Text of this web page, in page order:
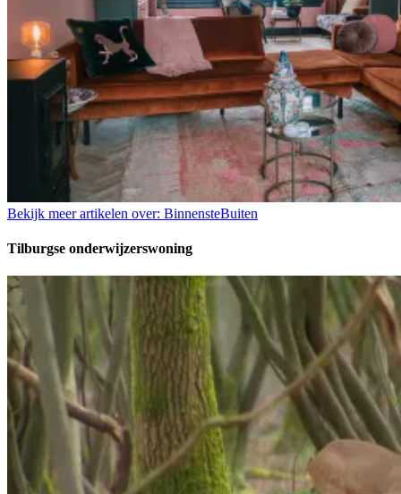
Bekijk meer artikelen over: BinnensteBuiten
Tilburgse onderwijzerswoning